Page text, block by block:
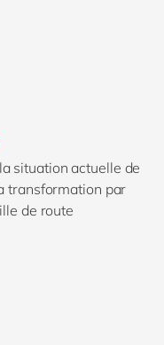
situation actuelle de
transformation par
de route